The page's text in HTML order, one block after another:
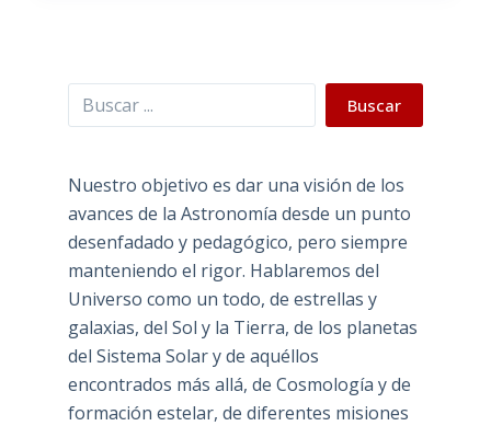
Buscar Buscar
Nuestro objetivo es dar una visión de los
avances de la Astronomía desde un punto
desenfadado y pedagógico, pero siempre
manteniendo el rigor. Hablaremos del
Universo como un todo, de estrellas y
galaxias, del Sol y la Tierra, de los planetas
del Sistema Solar y de aquéllos
encontrados más allá, de Cosmología y de
formación estelar, de diferentes misiones